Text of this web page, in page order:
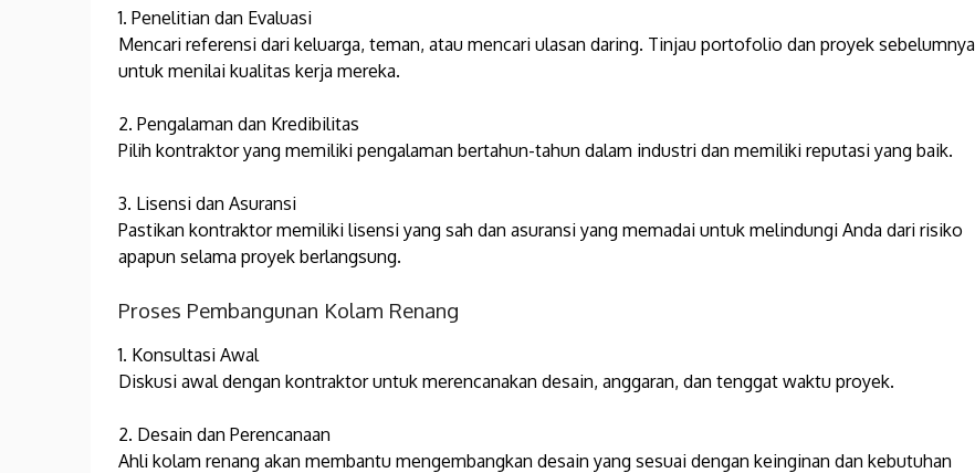
1. Penelitian dan Evaluasi
Mencari referensi dari keluarga, teman, atau mencari ulasan daring. Tinjau portofolio dan proyek sebelumnya
untuk menilai kualitas kerja mereka.
2. Pengalaman dan Kredibilitas
Pilih kontraktor yang memiliki pengalaman bertahun-tahun dalam industri dan memiliki reputasi yang baik.
3. Lisensi dan Asuransi
Pastikan kontraktor memiliki lisensi yang sah dan asuransi yang memadai untuk melindungi Anda dari risiko
apapun selama proyek berlangsung.
Proses Pembangunan Kolam Renang
1. Konsultasi Awal
Diskusi awal dengan kontraktor untuk merencanakan desain, anggaran, dan tenggat waktu proyek.
2. Desain dan Perencanaan
Ahli kolam renang akan membantu mengembangkan desain yang sesuai dengan keinginan dan kebutuhan